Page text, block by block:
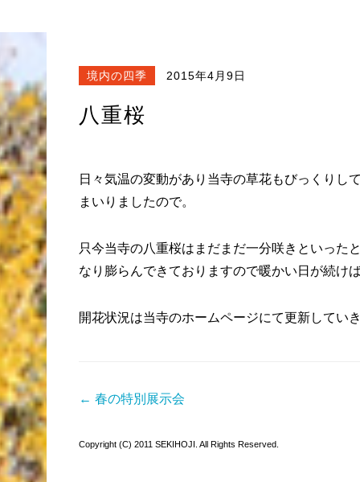
境内の四季 2015年4月9日
八重桜
日々気温の変動があり当寺の草花もびっくりし
まいりましたので。
只今当寺の八重桜はまだまだ一分咲きといった
なり膨らんできておりますので暖かい日が続け
開花状況は当寺のホームページにて更新してい
← 春の特別展示会
Copyright (C) 2011 SEKIHOJI. All Rights Reserved.